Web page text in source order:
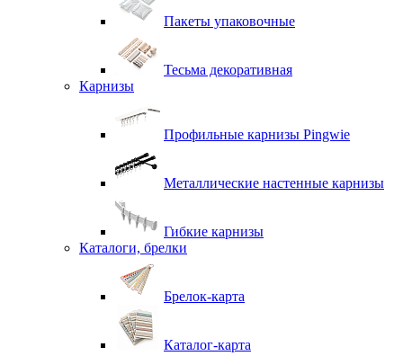
Пакеты упаковочные
Тесьма декоративная
Карнизы
Профильные карнизы Pingwie
Металлические настенные карнизы
Гибкие карнизы
Каталоги, брелки
Брелок-карта
Каталог-карта